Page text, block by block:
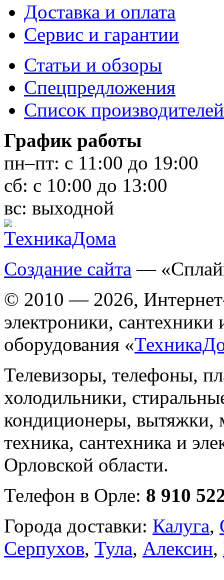
Доставка и оплата
Сервис и гарантии
Статьи и обзоры
Спецпредложения
Список производителей
График работы
пн–пт: с 11:00 до 19:00
сб: с 10:00 до 13:00
вс: выходной
Создание сайта —
© 2010 — 2026,
электроники, сантехники
оборудования «
Телевизоры, телефоны,
холодильники,
кондиционеры, вытяжки,
техника, сантехника и
Орловской области.
Телефон в Орле: 8 910
Города доставки: Калуга,
Серпухов, Тула, Алексин,